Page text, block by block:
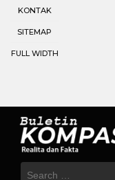
KONTAK
SITEMAP
FULL WIDTH
Search